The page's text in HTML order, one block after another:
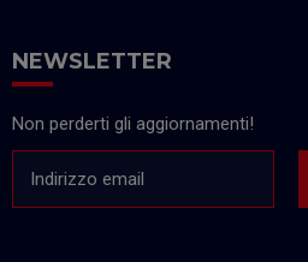
NEWSLETTER
Non perderti gli aggiornamenti!
Indirizzo email